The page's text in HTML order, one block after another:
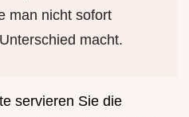
man nicht sofort
macht.
servieren Sie die